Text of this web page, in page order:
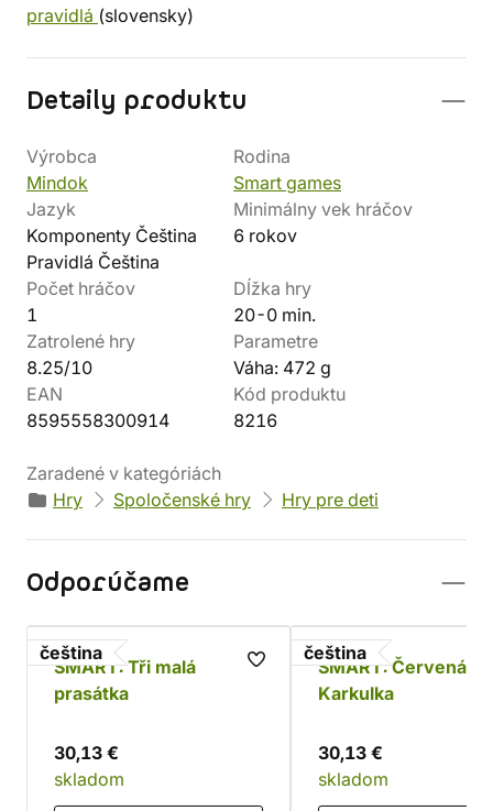
pravidlá (slovensky)
Detaily produktu
Výrobca
Mindok
Rodina
Smart games
Jazyk
Komponenty Čeština
Pravidlá Čeština
Minimálny vek hráčov
6 rokov
Počet hráčov
1
Dĺžka hry
20-0 min.
Zatrolené hry
8.25/10
Parametre
Váha: 472 g
EAN
8595558300914
Kód produktu
8216
Zaradené v kategóriách
Hry
Spoločenské hry Hry pre deti
Odporúčame
čeština
SMART: Tři malá
prasátka
30,13 €
skladom
čeština
SMART: Červená
Karkulka
30,13 €
skladom